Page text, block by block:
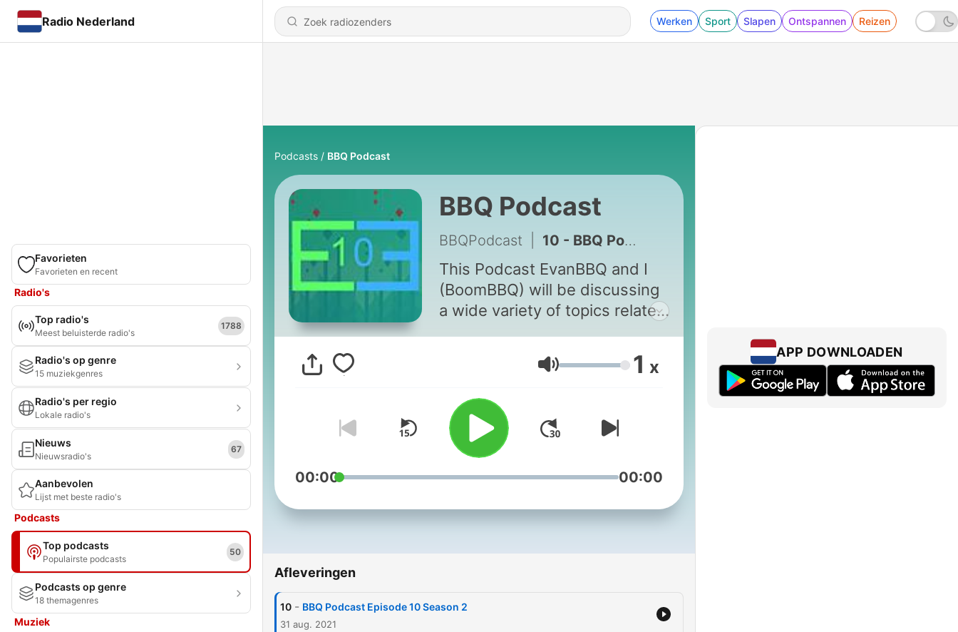
Radio Nederland Werken Sport Slapen Ontspannen Reizen
Favorieten
Favorieten en recent
Radio's
Top radio's
Meest beluisterde radio's
1788
Radio's op genre
15 muziekgenres
Radio's per regio
Lokale radio's
Nieuws
Nieuwsradio's
67
Aanbevolen
Lijst met beste radio's
Podcasts
Top podcasts
Populairste podcasts
50
Podcasts op genre
18 themagenres
Muziek
Podcasts BBQ Podcast
BBQ Podcast
BBQPodcast 10 - BBQ Podcast Episode 10 Season 2
This Podcast EvanBBQ and I
(BoomBBQ) will be discussing
a wide variety of topics related
Volume 1 x
00:00 00:00
Afleveringen
10 - BBQ Podcast Episode 10 Season 2
31 aug. 2021
APP DOWNLOADEN